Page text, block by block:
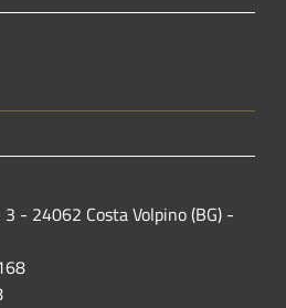
- 24062 Costa Volpino (BG) -